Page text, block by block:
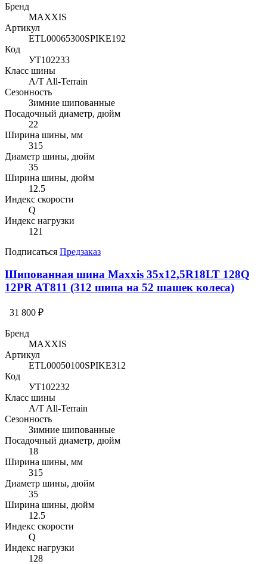
Бренд
MAXXIS
Артикул
ETL00065300SPIKE192
Код
УТ102233
Класс шины
A/T All-Terrain
Сезонность
Зимние шипованные
Посадочный диаметр, дюйм
22
Ширина шины, мм
315
Диаметр шины, дюйм
35
Ширина шины, дюйм
12.5
Индекс скорости
Q
Индекс нагрузки
121
Подписаться Предзаказ
Шипованная шина Maxxis 35x12,5R18LT 128Q
12PR AT811 (312 шипа на 52 шашек колеса)
31 800 ₽
Бренд
MAXXIS
Артикул
ETL00050100SPIKE312
Код
УТ102232
Класс шины
A/T All-Terrain
Сезонность
Зимние шипованные
Посадочный диаметр, дюйм
18
Ширина шины, мм
315
Диаметр шины, дюйм
35
Ширина шины, дюйм
12.5
Индекс скорости
Q
Индекс нагрузки
128